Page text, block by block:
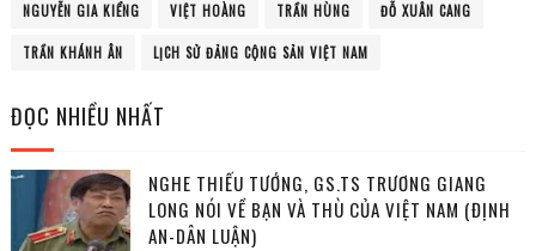
NGUYỄN GIA KIỂNG VIỆT HOÀNG TRẦN HÙNG ĐỖ XUÂN CANG
TRẦN KHÁNH ÂN LỊCH SỬ ĐẢNG CỘNG SẢN VIỆT NAM
ĐỌC NHIỀU NHẤT
NGHE THIẾU TƯỚNG, GS.TS TRƯƠNG GIANG
LONG NÓI VỀ BẠN VÀ THÙ CỦA VIỆT NAM (ĐỊNH
AN-DÂN LUẬN)